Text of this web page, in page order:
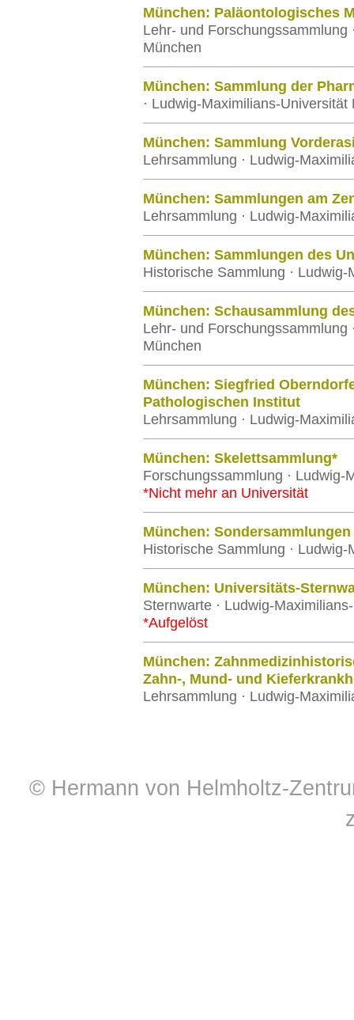
München: Paläontologisches
Lehr- und Forschungssammlung
München
München: Sammlung der
· Ludwig-Maximilians-Universität
München: Sammlung
Lehrsammlung · Ludwig-
München: Sammlungen am
Lehrsammlung · Ludwig-
München: Sammlungen des
Historische Sammlung ·
München: Schausammlung
Lehr- und Forschungssammlung
München
München: Siegfried
Pathologischen Institut
Lehrsammlung · Ludwig-
München: Skelettsammlung*
Forschungssammlung ·
*Nicht mehr an Universität
München:
Historische Sammlung ·
München: Universitäts-
Sternwarte · Ludwig-
*Aufgelöst
München:
Zahn-, Mund- und
Lehrsammlung · Ludwig-
© Hermann von Helmholtz-